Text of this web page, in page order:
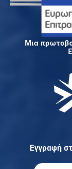
Μια
Εγγραφή